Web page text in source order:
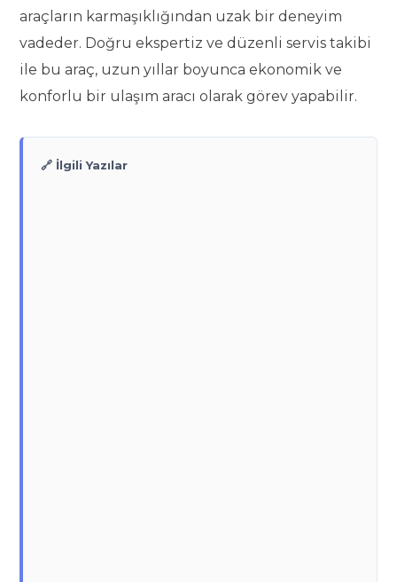
araçların karmaşıklığından uzak bir deneyim
vadeder. Doğru ekspertiz ve düzenli servis takibi
ile bu araç, uzun yıllar boyunca ekonomik ve
konforlu bir ulaşım aracı olarak görev yapabilir.
🔗 İlgili Yazılar